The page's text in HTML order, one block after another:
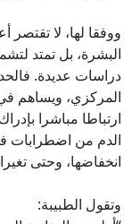
ووفقا لها، لا
البشرة، بل تمتد
دراسات عديدة.
المركزي، ويساهم
ارتباطا مباشرا
الدم من اضطرابات
انخفاضها، وحتى
وتقول الطبيبة: